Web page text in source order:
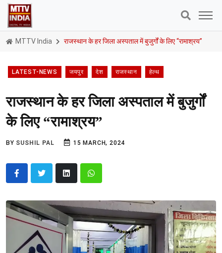
MTTV India राजस्थान के हर जिला अस्पताल में बुजुर्गों के लिए “रामाश्रय”
LATEST-NEWS जयपुर देश राजस्थान हेल्थ
राजस्थान के हर जिला अस्पताल में बुजुर्गों
के लिए “रामाश्रय”
BY SUSHIL PAL 15 MARCH, 2024